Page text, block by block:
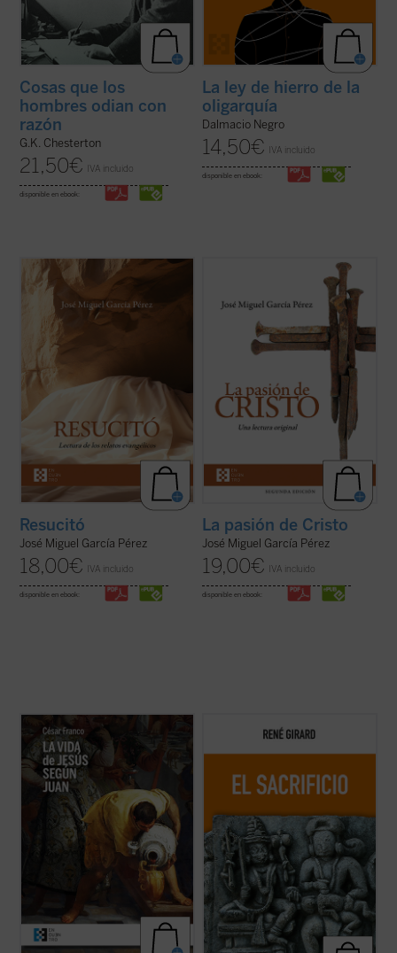
Cosas que los
hombres odian con
razón
G.K. Chesterton
21,50€ IVA incluido
disponible en ebook:
La ley de hierro de la
oligarquía
Dalmacio Negro
14,50€ IVA incluido
disponible en ebook:
José Miguel García centra la atención
sobre las dificultades o extrañezas
contenidas en los relatos evangélicos, que
son los testimonios más explícitos acerca
de lo que aconteció después de la muerte y
sepultura de Jesús de Nazaret. El ...
Resucitó
José Miguel García Pérez
18,00€ IVA incluido
disponible en ebook:
pasión de Cristo que aparecen en los
llamativas diferencias, incluso
contradicciones, entre algunos de los
pasajes narrados en ellos. El autor de este
libro ofrece, ...(ver ficha)
La pasión de Cristo
José Miguel García Pérez
19,00€ IVA incluido
disponible en ebook:
Este ensayo de Mons. César Franco ofrece
con estilo diáfano y apasionado una
introducción a la vida de Jesús narrada en
el evangelio de Juan, que permite al lector
acceder al texto sin complicaciones.
Dividido en dos partes, la primera ...
Esta nueva edición, publicada a modo de
conmemoración por el centenario del
girardiano, pues el sacrificio no es un tema
cualquiera de la antropología o de la ...